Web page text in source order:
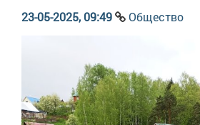
23-05-2025, 09:49 Общество